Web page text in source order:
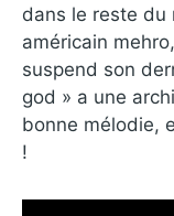
dans le reste du
américain
suspend son
god » a une
bonne mélodie,
!